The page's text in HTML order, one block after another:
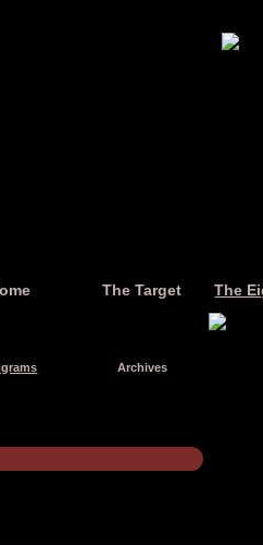
The Target The
Archives